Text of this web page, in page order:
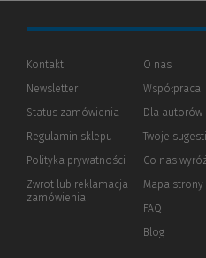
Kontakt
Newsletter
Status zamówienia
Regulamin sklepu
Polityka prywatności (Nowe
(Link
innej
Zwrot lub reklamacja
zamówienia
O nas
Współpraca
Dla autorów
Twoje
Co nas
Mapa strony
FAQ
Blog